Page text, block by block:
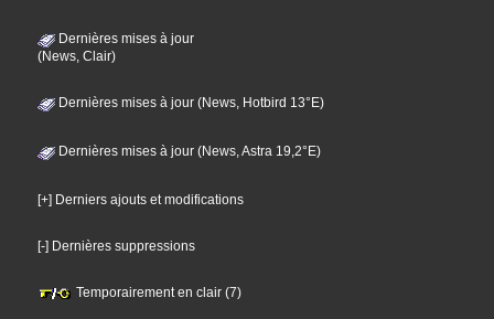
Dernières mises à jour
(News, Clair)
Dernières mises à jour (News, Hotbird 13°E)
Dernières mises à jour (News, Astra 19,2°E)
[+] Derniers ajouts et modifications
[-] Dernières suppressions
Temporairement en clair (7)